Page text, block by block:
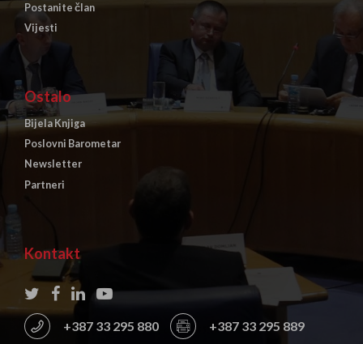
Postanite član
Vijesti
Ostalo
Bijela Knjiga
Poslovni Barometar
Newsletter
Partneri
Kontakt
+387 33 295 880 +387 33 295 889